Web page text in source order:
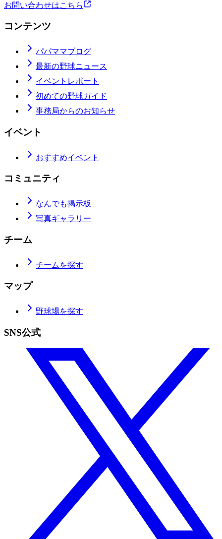
お問い合わせはこちら
コンテンツ
パパママブログ
最新の野球ニュース
イベントレポート
初めての野球ガイド
事務局からのお知らせ
イベント
おすすめイベント
コミュニティ
なんでも掲示板
写真ギャラリー
チーム
チームを探す
マップ
野球場を探す
SNS公式